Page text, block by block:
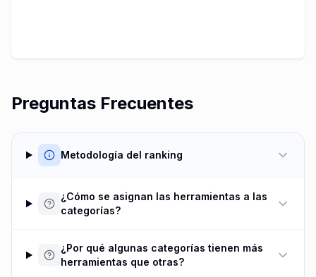
Preguntas Frecuentes
Metodología del ranking
¿Cómo se asignan las herramientas a las
categorías?
¿Por qué algunas categorías tienen más
herramientas que otras?